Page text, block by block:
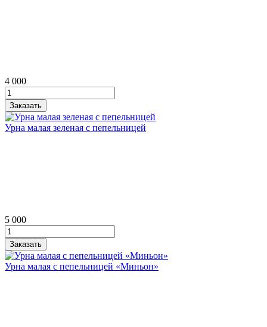
4 000
Урна малая зеленая с пепельницей
5 000
Урна малая с пепельницей «Миньон»